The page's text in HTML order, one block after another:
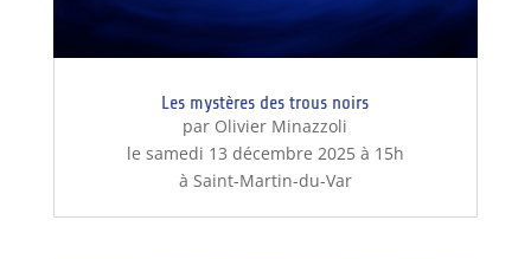
Les mystères des trous noirs
par Olivier Minazzoli
le samedi 13 décembre 2025 à 15h
à Saint-Martin-du-Var